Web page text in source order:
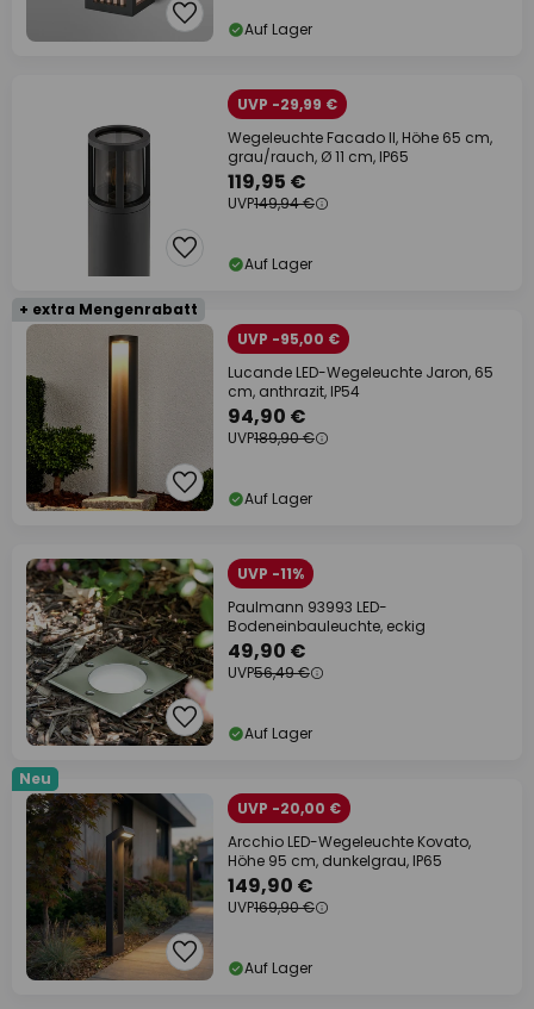
Auf Lager
UVP -29,99 €
Wegeleuchte Facado II, Höhe 65 cm,
grau/rauch, Ø 11 cm, IP65
119,95 €
UVP149,94 €
Auf Lager
+ extra Mengenrabatt
UVP -95,00 €
Lucande LED-Wegeleuchte Jaron, 65
cm, anthrazit, IP54
94,90 €
UVP189,90 €
Auf Lager
UVP -11%
Paulmann 93993 LED-
Bodeneinbauleuchte, eckig
49,90 €
UVP56,49 €
Auf Lager
Neu
UVP -20,00 €
Arcchio LED-Wegeleuchte Kovato,
Höhe 95 cm, dunkelgrau, IP65
149,90 €
UVP169,90 €
Auf Lager